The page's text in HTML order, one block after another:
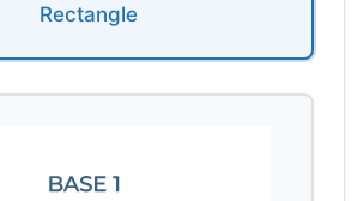
Rectangle